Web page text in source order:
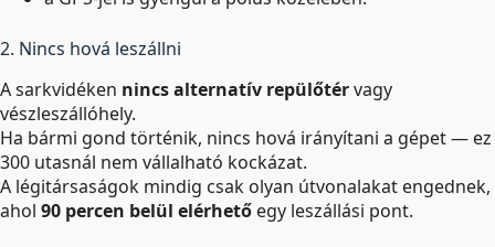
2. Nincs hová leszállni
A sarkvidéken nincs alternatív repülőtérvagy
vészleszállóhely.
Ha bármi gond történik, nincs hová irányítani a gépet — ez
300 utasnál nem vállalható kockázat.
A légitársaságok mindig csak olyan útvonalakat engednek,
ahol 90 percen belül elérhető egy leszállási pont.